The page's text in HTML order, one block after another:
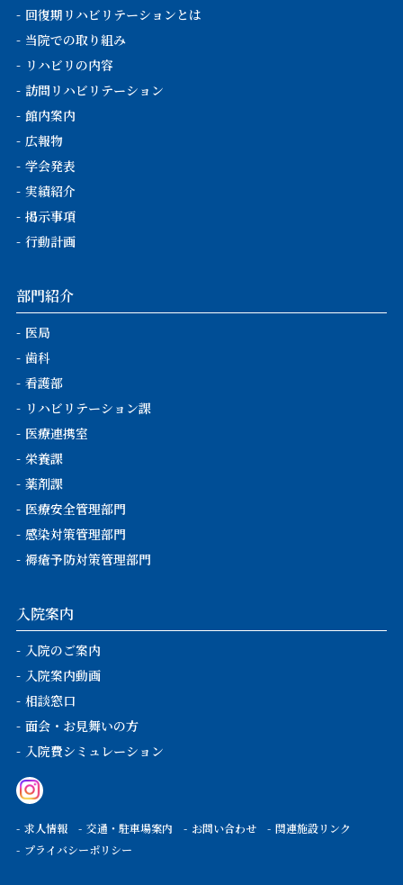
回復期リハビリテーションとは
当院での取り組み
リハビリの内容
訪問リハビリテーション
館内案内
広報物
学会発表
実績紹介
掲示事項
行動計画
部門紹介
医局
歯科
看護部
リハビリテーション課
医療連携室
栄養課
薬剤課
医療安全管理部門
感染対策管理部門
褥瘡予防対策管理部門
入院案内
入院のご案内
入院案内動画
相談窓口
面会・お見舞いの方
入院費シミュレーション
求人情報 交通・駐車場案内 お問い合わせ
関連施設リンク
プライバシーポリシー